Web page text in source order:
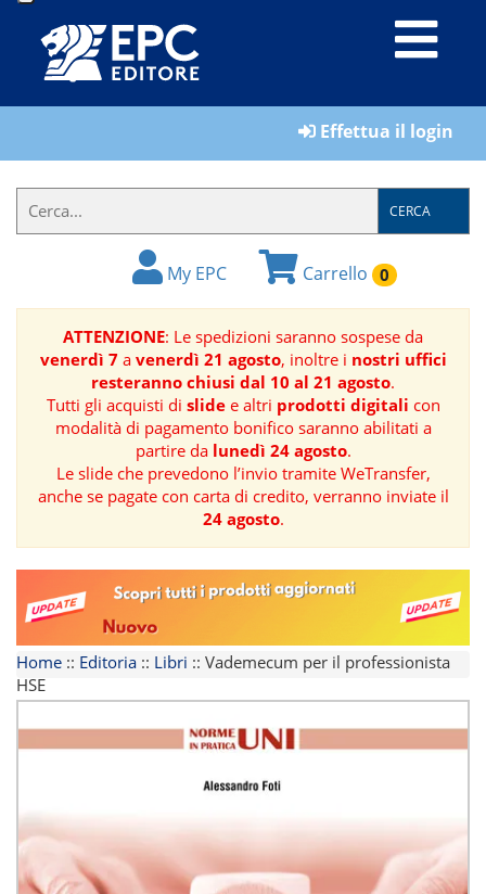
LIBRI
IL
FORMATORE
BOOK
RIVISTE
MANUALISTICA
SOFTWARE
TEMATICHE
Effettua il login
CERCA
My EPC Carrello 0
ATTENZIONE: Le spedizioni saranno sospese da
venerdì 7a venerdì 21 agosto, inoltre i nostri uffici
resteranno chiusi dal 10 al 21 agosto.
Tutti gli acquisti di slidee altri prodotti digitali con
modalità di pagamento bonifico saranno abilitati a
partire da lunedì 24 agosto.
Le slide che prevedono l’invio tramite WeTransfer,
anche se pagate con carta di credito, verranno inviate il
24 agosto.
Home :: Editoria :: Libri :: Vademecum per il professionista
HSE